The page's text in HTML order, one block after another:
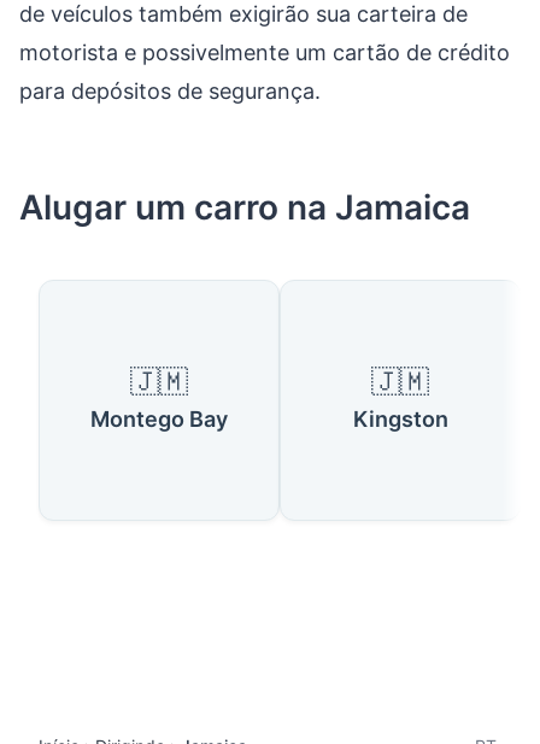
de veículos também exigirão sua carteira de
motorista e possivelmente um cartão de crédito
para depósitos de segurança.
Alugar um carro na Jamaica
🇯🇲
Montego Bay
🇯🇲
Kingston